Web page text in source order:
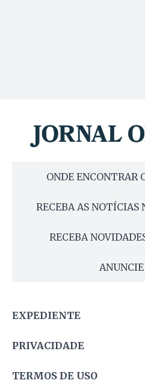
ONDE ENCONTRAR
RECEBA AS NOTÍCIAS
RECEBA
EXPEDIENTE
PRIVACIDADE
TERMOS DE USO